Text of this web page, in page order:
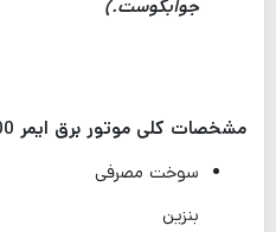
جوابگوست.)
مشخصات کلی موتور برق ایمر 3900
سوخت مصرفی
بنزین